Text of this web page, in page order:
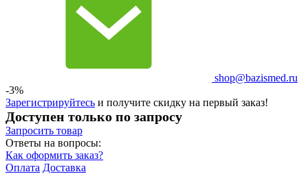
shop@bazismed.ru
-3%
Зарегистрируйтесь и получите скидку на первый заказ!
Доступен только по запросу
Запросить товар
Ответы на вопросы:
Как оформить заказ?
Оплата Доставка